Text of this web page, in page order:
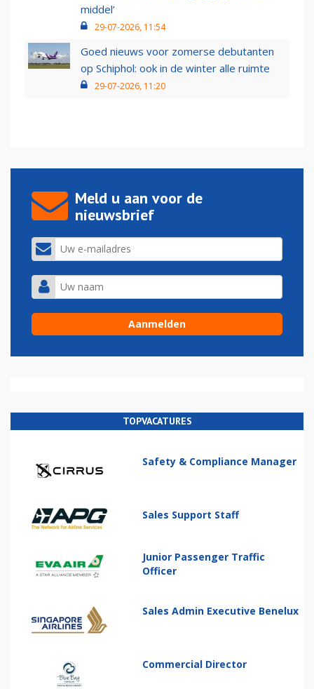
middel’
29-07-2026, 11:54
Goed nieuws voor zomerse debutanten
op Schiphol: ook in de winter alle ruimte
29-07-2026, 11:20
Meld u aan voor de
nieuwsbrief
TOPVACATURES
Safety & Compliance Manager
Sales Support Staff
Junior Passenger Traffic
Officer
Sales Admin Executive Benelux
Commercial Director